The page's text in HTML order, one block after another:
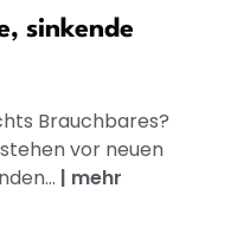
sinkende
Brauchbares?
vor neuen
| mehr